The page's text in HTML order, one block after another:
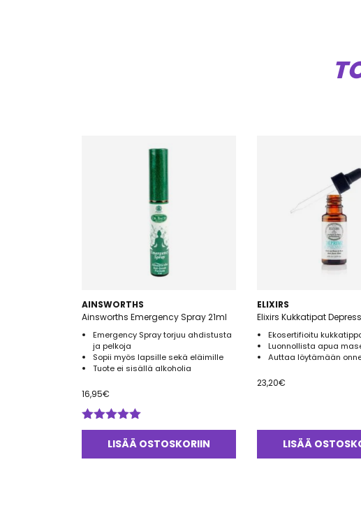
AINSWORTHS
Ainsworths Emergency Spray 21ml
Emergency Spray torjuu ahdistusta
ja pelkoja
Sopii myös lapsille sekä eläimille
Tuote ei sisällä alkoholia
16,95€
Arvostelu
tuotteesta:
LISÄÄ OSTOSKORIIN
ELIXIRS
Elixirs Kukkatipat
Ekosertifioitu
Luonnollista apua
Auttaa löytämään
23,20€
LISÄÄ